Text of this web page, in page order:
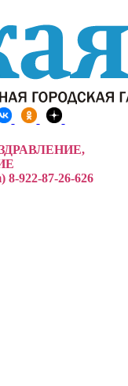
922-87-26-626